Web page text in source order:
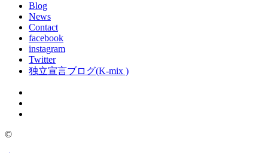
Blog
News
Contact
facebook
instagram
Twitter
独立宣言ブログ(K-mix )
©